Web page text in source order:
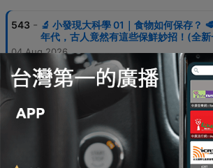
543 - 🔬 小發現大科學 01｜食物如何保存？
年代，古人竟然有這些保鮮妙招！(全
04 Aug 2026
542 - 💙🎧 認識 SDGs｜未來玩家探險隊 26
(第10季終)
01 Aug 2026
聽眾點播｜i動物進行式｜經典重播：